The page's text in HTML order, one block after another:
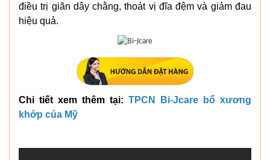
điều trị giãn dây chằng, thoát vị đĩa đệm và giảm đau
hiệu quả.
Chi tiết xem thêm tại: TPCN Bi-Jcare bổ xương
khớp của Mỹ